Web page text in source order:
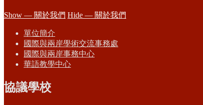
Show — 關於我們 Hide — 關於我們
單位簡介
國際與兩岸學術交流事務處
國際與兩岸事務中心
華語教學中心
協議學校